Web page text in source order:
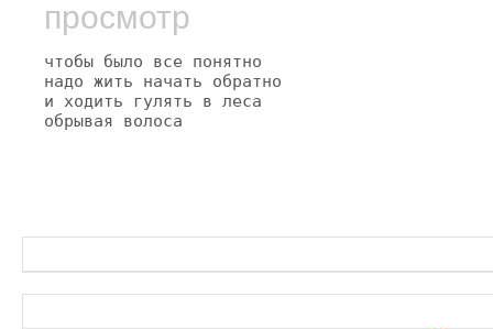
просмотр
чтобы было все понятно
надо жить начать обратно
и ходить гулять в леса
обрывая волоса